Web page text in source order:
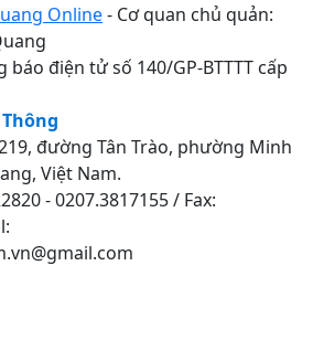
Online- Cơ quan chủ quản:
điện tử số 140/GP-BTTTT cấp
đường Tân Trào, phường Minh
Việt Nam.
- 0207.3817155 / Fax: